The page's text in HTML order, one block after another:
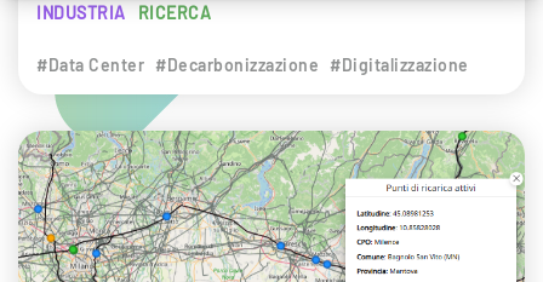
INDUSTRIA RICERCA
#Data Center #Decarbonizzazione #Digitalizzazione